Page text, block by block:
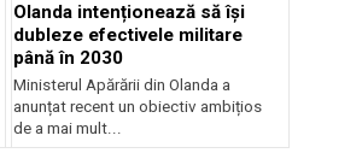
Olanda intenționează să își
dubleze efectivele militare
până în 2030
Ministerul Apărării din Olanda a
anunțat recent un obiectiv ambițios
de a mai mult...